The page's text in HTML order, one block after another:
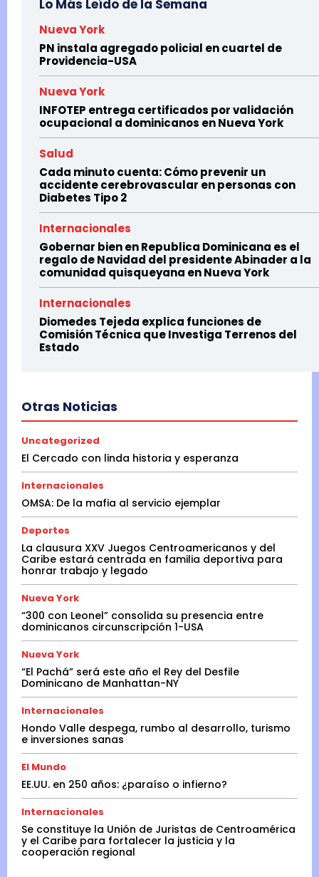
Lo Más Leído de la Semana
Nueva York
PN instala agregado policial en cuartel de
Providencia-USA
Nueva York
INFOTEP entrega certificados por validación
ocupacional a dominicanos en Nueva York
Salud
Cada minuto cuenta: Cómo prevenir un
accidente cerebrovascular en personas con
Diabetes Tipo 2
Internacionales
Gobernar bien en Republica Dominicana es el
regalo de Navidad del presidente Abinader a la
comunidad quisqueyana en Nueva York
Internacionales
Diomedes Tejeda explica funciones de
Comisión Técnica que Investiga Terrenos del
Estado
Otras Noticias
Uncategorized
El Cercado con linda historia y esperanza
Internacionales
OMSA: De la mafia al servicio ejemplar
Deportes
La clausura XXV Juegos Centroamericanos y del
Caribe estará centrada en familia deportiva para
honrar trabajo y legado
Nueva York
“300 con Leonel” consolida su presencia entre
dominicanos circunscripción 1-USA
Nueva York
“El Pachá” será este año el Rey del Desfile
Dominicano de Manhattan-NY
Internacionales
Hondo Valle despega, rumbo al desarrollo, turismo
e inversiones sanas
El Mundo
EE.UU. en 250 años: ¿paraíso o infierno?
Internacionales
Se constituye la Unión de Juristas de Centroamérica
y el Caribe para fortalecer la justicia y la
cooperación regional